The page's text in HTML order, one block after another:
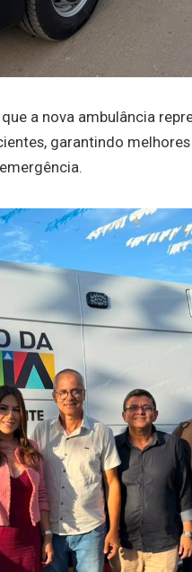
a nova ambulância
garantindo